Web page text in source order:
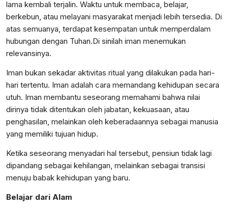
lama kembali terjalin. Waktu untuk membaca, belajar,
berkebun, atau melayani masyarakat menjadi lebih tersedia. Di
atas semuanya, terdapat kesempatan untuk memperdalam
hubungan dengan Tuhan.Di sinilah iman menemukan
relevansinya.
Iman bukan sekadar aktivitas ritual yang dilakukan pada hari-
hari tertentu. Iman adalah cara memandang kehidupan secara
utuh. Iman membantu seseorang memahami bahwa nilai
dirinya tidak ditentukan oleh jabatan, kekuasaan, atau
penghasilan, melainkan oleh keberadaannya sebagai manusia
yang memiliki tujuan hidup.
Ketika seseorang menyadari hal tersebut, pensiun tidak lagi
dipandang sebagai kehilangan, melainkan sebagai transisi
menuju babak kehidupan yang baru.
Belajar dari Alam